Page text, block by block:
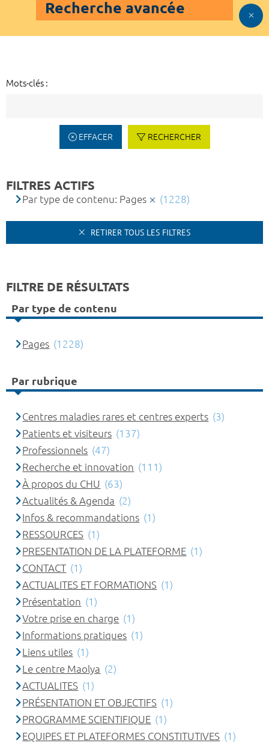
Recherche avancée
Mots-clés :
EFFACER RECHERCHER
FILTRES ACTIFS
Par type de contenu: Pages (1228)
RETIRER TOUS LES FILTRES
FILTRE DE RÉSULTATS
Par type de contenu
Pages (1228)
Par rubrique
Centres maladies rares et centres experts (3)
Patients et visiteurs (137)
Professionnels (47)
Recherche et innovation (111)
À propos du CHU (63)
Actualités & Agenda (2)
Infos & recommandations (1)
RESSOURCES (1)
PRESENTATION DE LA PLATEFORME (1)
CONTACT (1)
ACTUALITES ET FORMATIONS (1)
Présentation (1)
Votre prise en charge (1)
Informations pratiques (1)
Liens utiles (1)
Le centre Maolya (2)
ACTUALITES (1)
PRÉSENTATION ET OBJECTIFS (1)
PROGRAMME SCIENTIFIQUE (1)
EQUIPES ET PLATEFORMES CONSTITUTIVES (1)